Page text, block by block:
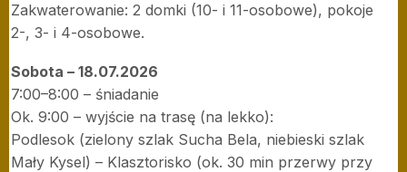
Zakwaterowanie: 2 domki (10- i 11-osobowe), pokoje
2-, 3- i 4-osobowe.
Sobota – 18.07.2026
7:00–8:00 – śniadanie
Ok. 9:00 – wyjście na trasę (na lekko):
Podlesok (zielony szlak Sucha Bela, niebieski szlak
Mały Kysel) – Klasztorisko (ok. 30 min przerwy przy